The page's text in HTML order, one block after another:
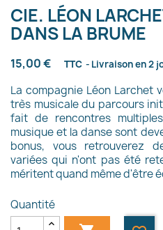
CIE. LÉON
DANS LA BRUME
15,00 € TTC Livraison en 2
La compagnie Léon Larchet
très musicale du parcours
fait de rencontres
musique et la danse sont
bonus, vous retrouverez
variées qui n'ont pas été
méritent quand même d'être
Quantité